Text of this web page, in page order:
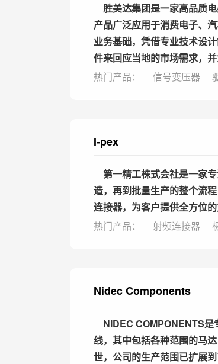
胜美达集团是一家高品质
产品广泛应用于消费电子、
业务基础，凭借专业技术设
件来回应当地的市场需求，
热门产品：
信号变压器
I-pex
第一精工株式会社是一家
造，再到批量生产的整个流
连接器，为客户提供全方位
热门产品：
射频连接器
Nidec Components
NIDEC COMPONENTS是
线，其中包括各种范围的马
世，公司的生产范围已扩展到